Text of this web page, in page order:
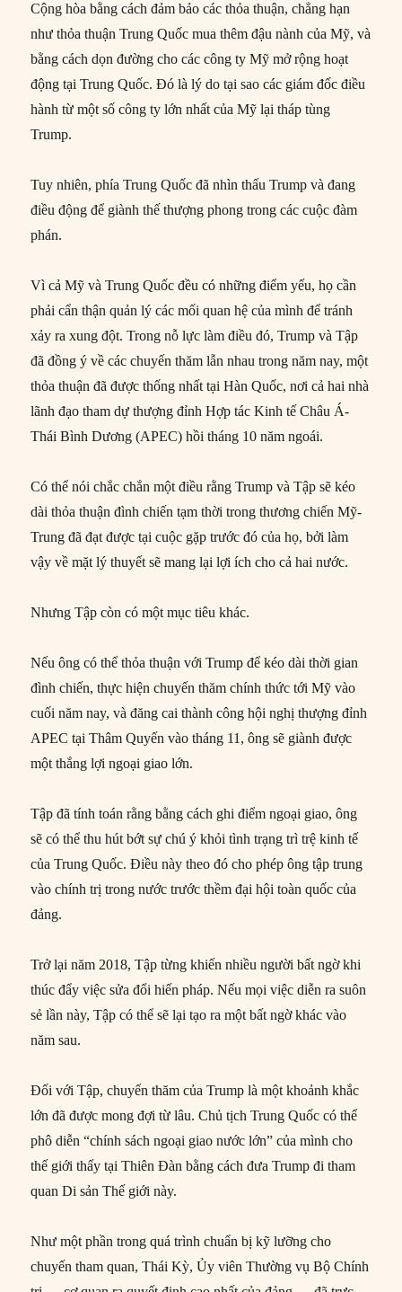
Cộng hòa bằng cách đảm bảo các thỏa thuận, chẳng hạn
như thỏa thuận Trung Quốc mua thêm đậu nành của Mỹ, và
bằng cách dọn đường cho các công ty Mỹ mở rộng hoạt
động tại Trung Quốc. Đó là lý do tại sao các giám đốc điều
hành từ một số công ty lớn nhất của Mỹ lại tháp tùng
Trump.
Tuy nhiên, phía Trung Quốc đã nhìn thấu Trump và đang
điều động để giành thế thượng phong trong các cuộc đàm
phán.
Vì cả Mỹ và Trung Quốc đều có những điểm yếu, họ cần
phải cẩn thận quản lý các mối quan hệ của mình để tránh
xảy ra xung đột. Trong nỗ lực làm điều đó, Trump và Tập
đã đồng ý về các chuyến thăm lẫn nhau trong năm nay, một
thỏa thuận đã được thống nhất tại Hàn Quốc, nơi cả hai nhà
lãnh đạo tham dự thượng đỉnh Hợp tác Kinh tế Châu Á-
Thái Bình Dương (APEC) hồi tháng 10 năm ngoái.
Có thể nói chắc chắn một điều rằng Trump và Tập sẽ kéo
dài thỏa thuận đình chiến tạm thời trong thương chiến Mỹ-
Trung đã đạt được tại cuộc gặp trước đó của họ, bởi làm
vậy về mặt lý thuyết sẽ mang lại lợi ích cho cả hai nước.
Nhưng Tập còn có một mục tiêu khác.
Nếu ông có thể thỏa thuận với Trump để kéo dài thời gian
đình chiến, thực hiện chuyến thăm chính thức tới Mỹ vào
cuối năm nay, và đăng cai thành công hội nghị thượng đỉnh
APEC tại Thâm Quyến vào tháng 11, ông sẽ giành được
một thắng lợi ngoại giao lớn.
Tập đã tính toán rằng bằng cách ghi điểm ngoại giao, ông
sẽ có thể thu hút bớt sự chú ý khỏi tình trạng trì trệ kinh tế
của Trung Quốc. Điều này theo đó cho phép ông tập trung
vào chính trị trong nước trước thềm đại hội toàn quốc của
đảng.
Trở lại năm 2018, Tập từng khiến nhiều người bất ngờ khi
thúc đẩy việc sửa đổi hiến pháp. Nếu mọi việc diễn ra suôn
sẻ lần này, Tập có thể sẽ lại tạo ra một bất ngờ khác vào
năm sau.
Đối với Tập, chuyến thăm của Trump là một khoảnh khắc
lớn đã được mong đợi từ lâu. Chủ tịch Trung Quốc có thể
phô diễn “chính sách ngoại giao nước lớn” của mình cho
thế giới thấy tại Thiên Đàn bằng cách đưa Trump đi tham
quan Di sản Thế giới này.
Như một phần trong quá trình chuẩn bị kỹ lưỡng cho
chuyến tham quan, Thái Kỳ, Ủy viên Thường vụ Bộ Chính